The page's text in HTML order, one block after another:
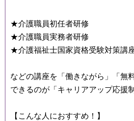
★介護職員初任者研修
★介護職員実務者研修
★介護福祉士国家資格受験対策講
などの講座を「働きながら」「無
できるのが「キャリアアップ応援
【こんな人におすすめ！】